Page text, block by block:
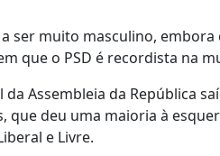
ser muito masculino,
que o PSD é recordista na
Assembleia da República
que deu uma maioria à
e Livre.